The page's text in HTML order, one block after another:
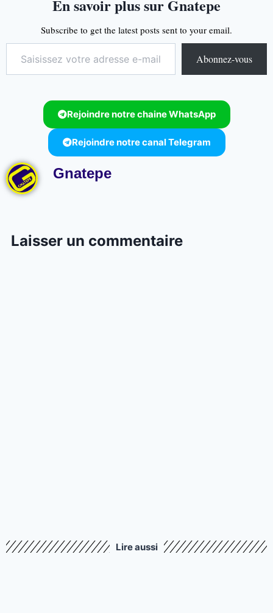
En savoir plus sur Gnatepe
Subscribe to get the latest posts sent to your email.
Abonnez-vous
Rejoindre notre chaine WhatsApp
Rejoindre notre canal Telegram
Gnatepe
Laisser un commentaire
Lire aussi